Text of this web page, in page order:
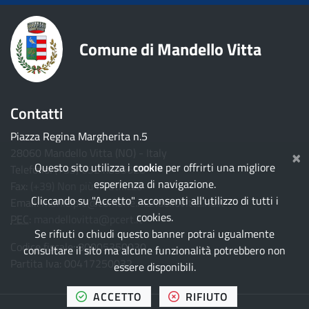
Questo sito utilizza i cookieper offrirti una migliore
esperienza di navigazione.
Cliccando su "Accetto" acconsenti all'utilizzo di tutti i
cookies.
Se rifiuti o chiudi questo banner potrai ugualmente
consultare il sito ma alcune funzionalità potrebbero non
essere disponibili.
ACCETTO TUTTI I COOKIES
RIFIUTO
×
Comune di Mandello Vitta
Contatti
Piazza Regina Margherita n.5
Telefono:(+39) 0321.835628
(+39) Non più in utilizzo
Email:municipio@comune.mandellovitta.no.it
mandellovitta@pcert.it
Codice fiscale: 80005350030
Partita Iva: 00417250032